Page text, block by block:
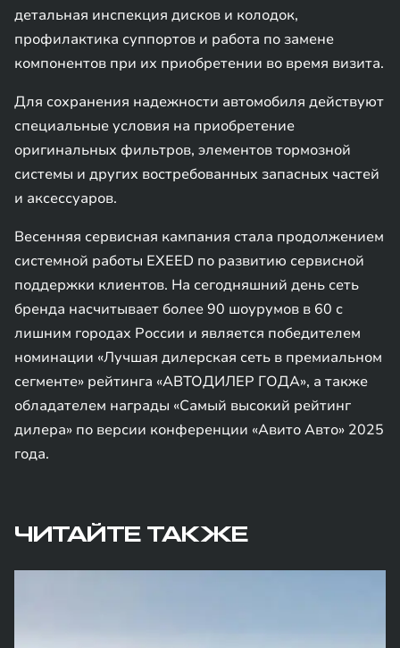
детальная инспекция дисков и колодок,
профилактика суппортов и работа по замене
компонентов при их приобретении во время визита.
Для сохранения надежности автомобиля действуют
специальные условия на приобретение
оригинальных фильтров, элементов тормозной
системы и других востребованных запасных частей
и аксессуаров.
Весенняя сервисная кампания стала продолжением
системной работы EXEED по развитию сервисной
поддержки клиентов. На сегодняшний день сеть
бренда насчитывает более 90 шоурумов в 60 с
лишним городах России и является победителем
номинации «Лучшая дилерская сеть в премиальном
сегменте» рейтинга «АВТОДИЛЕР ГОДА», а также
обладателем награды «Самый высокий рейтинг
дилера» по версии конференции «Авито Авто» 2025
года.
ЧИТАЙТЕ ТАКЖЕ